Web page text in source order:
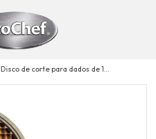
Disco de corte para dados de 10 mm para procesador hlc-300